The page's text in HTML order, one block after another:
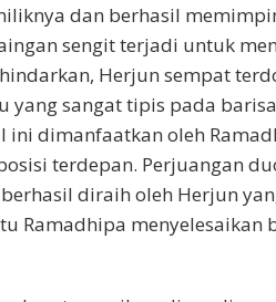
dan berhasil
sengit terjadi untuk
Herjun sempat
yang sangat tipis pada
ini dimanfaatkan oleh
terdepan. Perjuangan
diraih oleh Herjun
Ramadhipa menyelesaikan